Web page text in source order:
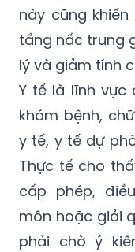
này cũng
tầng nấc trung
lý và giảm tính
Y tế là lĩnh vực
khám bệnh,
y tế, y tế dự
Thực tế cho
cấp phép,
môn hoặc giải
phải chờ ý